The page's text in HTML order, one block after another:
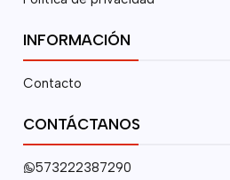
INFORMACIÓN
Contacto
CONTÁCTANOS
573222387290